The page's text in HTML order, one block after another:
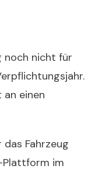
noch nicht für
einen
das Fahrzeug
im